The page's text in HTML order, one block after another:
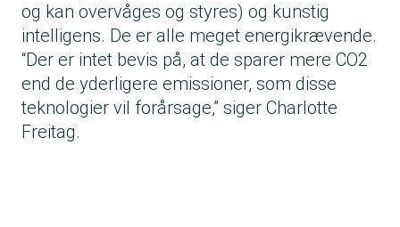
og kan overvåges og styres) og kunstig
intelligens. De er alle meget energikrævende.
“Der er intet bevis på, at de sparer mere CO2
end de yderligere emissioner, som disse
teknologier vil forårsage,” siger Charlotte
Freitag.